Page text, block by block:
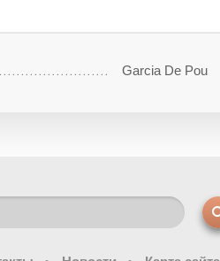
Garcia De Pou